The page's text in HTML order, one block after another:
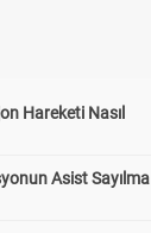
Hareketi Nasıl
Asist Sayılma